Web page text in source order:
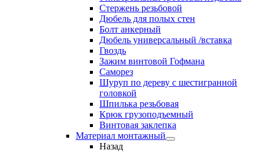
Стержень резьбовой
Дюбель для полых стен
Болт анкерный
Дюбель универсальный /вставка
Гвоздь
Зажим винтовой Гофмана
Саморез
Шуруп по дереву с шестигранной
головкой
Шпилька резьбовая
Крюк грузоподъемный
Винтовая заклепка
Материал монтажный
Назад